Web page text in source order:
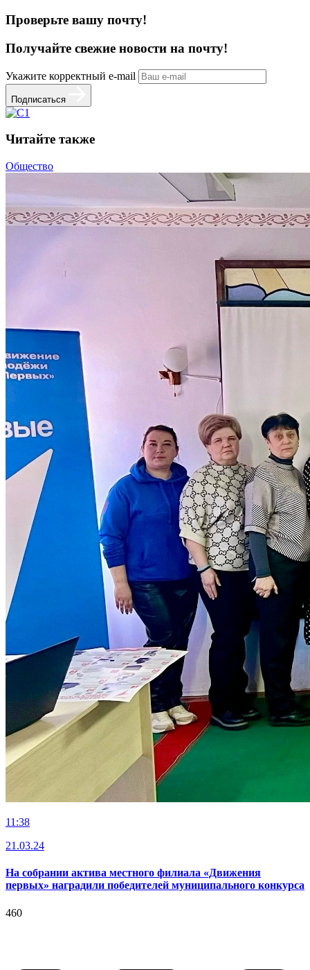
Проверьте вашу почту!
Получайте свежие новости на почту!
Укажите корректный e-mail
Подписаться
Читайте также
Общество
11:38
21.03.24
На собрании актива местного филиала «Движения
первых» наградили победителей муниципального конкурса
460